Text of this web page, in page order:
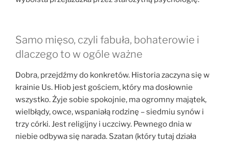
Samo mięso, czyli fabuła, bohaterowie i
dlaczego to w ogóle ważne
Dobra, przejdźmy do konkretów. Historia zaczyna się w
krainie Us. Hiob jest gościem, który ma dosłownie
wszystko. Żyje sobie spokojnie, ma ogromny majątek,
wielbłądy, owce, wspaniałą rodzinę – siedmiu synów i
trzy córki. Jest religijny i uczciwy. Pewnego dnia w
niebie odbywa się narada. Szatan (który tutaj działa